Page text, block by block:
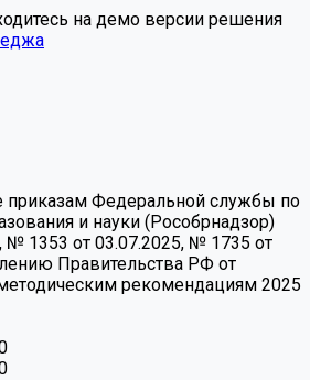
на демо версии решения
приказам Федеральной службы по
и науки (Рособрнадзор)
№ 1353 от 03.07.2025, № 1735 от
Правительства РФ от
рекомендациям 2025